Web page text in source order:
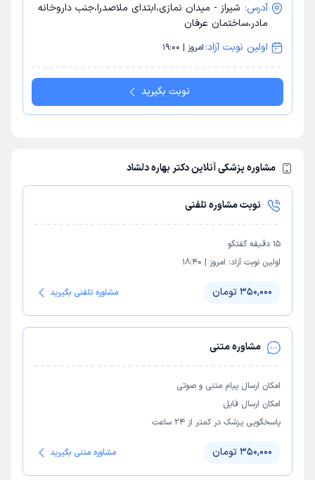
آدرس: شیراز - میدان نمازی،ابتدای ملاصدرا،جنب داروخانه
مادر،ساختمان عرفان
اولین نوبت آزاد: امروز | 19:00
نوبت بگیرید
مشاوره پزشکی آنلاین دکتر بهاره دلشاد
نوبت مشاوره تلفنی
15 دقیقه گفتگو
اولین نوبت آزاد: امروز |
18:40
350,000 تومان مشاوره تلفنی بگیرید
مشاوره متنی
امکان ارسال پیام متنی و صوتی
امکان ارسال فایل
پاسخگویی پزشک در کمتر از ۲۴ ساعت
350,000 تومان مشاوره متنی بگیرید